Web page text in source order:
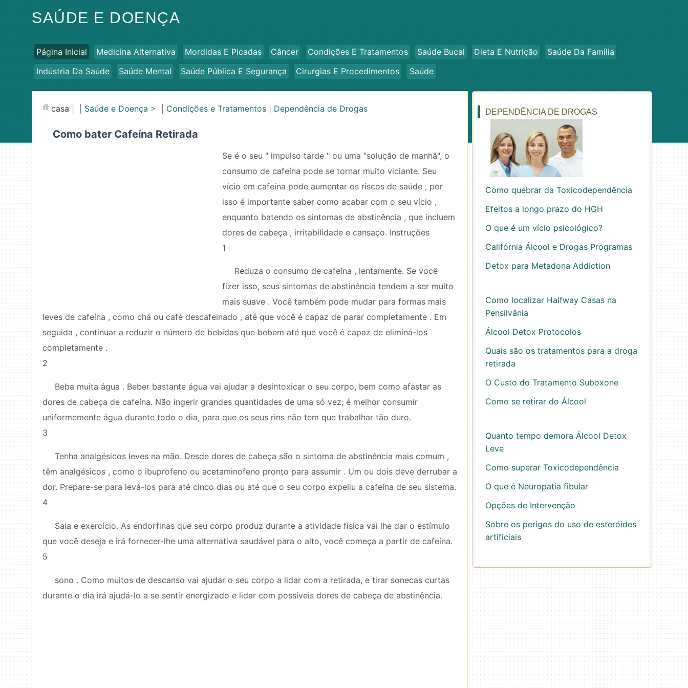
SAÚDE E DOENÇA
Página Inicial Medicina Alternativa Mordidas E Picadas Câncer Condições E Tratamentos Saúde Bucal Dieta E Nutrição
Saúde Da Família
Indústria Da Saúde
Saúde Mental Saúde Pública E Segurança Cirurgias E Procedimentos Saúde
casa Saúde e Doença > | Condições e Tratamentos Dependência de Drogas
Como bater Cafeína Retirada
Se é o seu " impulso tarde " ou uma "solução de manhã", o
consumo de cafeína pode se tornar muito viciante. Seu
vício em cafeína pode aumentar os riscos de saúde , por
isso é importante saber como acabar com o seu vício ,
enquanto batendo os sintomas de abstinência , que incluem
dores de cabeça , irritabilidade e cansaço. Instruções
1
Reduza o consumo de cafeína , lentamente. Se você
fizer isso, seus sintomas de abstinência tendem a ser muito
mais suave . Você também pode mudar para formas mais
leves de cafeína , como chá ou café descafeinado , até que você é capaz de parar completamente . Em
seguida , continuar a reduzir o número de bebidas que bebem até que você é capaz de eliminá-los
completamente .
2
Beba muita água . Beber bastante água vai ajudar a desintoxicar o seu corpo, bem como afastar as
dores de cabeça de cafeína. Não ingerir grandes quantidades de uma só vez; é melhor consumir
uniformemente água durante todo o dia, para que os seus rins não tem que trabalhar tão duro.
3
Tenha analgésicos leves na mão. Desde dores de cabeça são o sintoma de abstinência mais comum ,
têm analgésicos , como o ibuprofeno ou acetaminofeno pronto para assumir . Um ou dois deve derrubar a
dor. Prepare-se para levá-los para até cinco dias ou até que o seu corpo expeliu a cafeína de seu sistema.
4
Saia e exercício. As endorfinas que seu corpo produz durante a atividade física vai lhe dar o estímulo
que você deseja e irá fornecer-lhe uma alternativa saudável para o alto, você começa a partir de cafeína.
5
sono . Como muitos de descanso vai ajudar o seu corpo a lidar com a retirada, e tirar sonecas curtas
durante o dia irá ajudá-lo a se sentir energizado e lidar com possíveis dores de cabeça de abstinência.
DEPENDÊNCIA DE DROGAS
Como quebrar da Toxicodependência
Efeitos a longo prazo do HGH
O que é um vício psicológico?
Califórnia Álcool e Drogas Programas
Detox para Metadona Addiction
Como localizar Halfway Casas na
Pensilvânia
Álcool Detox Protocolos
Quais são os tratamentos para a droga
retirada
O Custo do Tratamento Suboxone
Como se retirar do Álcool
Quanto tempo demora Álcool Detox
Leve
Como superar Toxicodependência
O que é Neuropatia fibular
Opções de Intervenção
Sobre os perigos do uso de esteróides
artificiais